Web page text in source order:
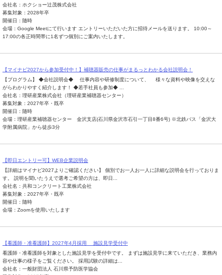
会社名：ホクショー辻茂株式会社
募集対象：2028年卒
開催日：随時
会場：Google Meetにて行います エントリーいただいた方に招待メールを送ります。 10:00～
17:00の各正時間帯に1名ずつ個別にご案内いたします。
【マイナビ2027から参加受付中！】補聴器販売の仕事がまるっとわかる会社説明会！
【プログラム】 ◆会社説明会◆ 仕事内容や研修制度について、 様々な資料や映像を交えな
がらわかりやすく紹介します！ ◆若手社員も参加◆ ...
会社名：理研産業株式会社（理研産業補聴器センター）
募集対象：2027年卒・既卒
開催日：随時
会場：理研産業補聴器センター 金沢支店(石川県金沢市石引一丁目8番6号) ※北鉄バス「金沢大
学附属病院」から徒歩3分
【即日エントリー可】WEB企業説明会
【詳細はマイナビ2027よりご確認ください】 個別でお一人お一人に詳細な説明会を行っておりま
す。 説明を聞いたうえで選考ご希望の方は、即日...
会社名：共和コンクリート工業株式会社
募集対象：2027年卒・既卒
開催日：随時
会場：Zoomを使用いたします
【看護師・准看護師】2027年4月採用 施設見学受付中
看護師・准看護師を対象とした施設見学を受付中です。 まずは施設見学に来ていただき、業務内
容や仕事の様子をご覧ください。 採用試験の詳細は...
会社名：一般財団法人 石川県予防医学協会